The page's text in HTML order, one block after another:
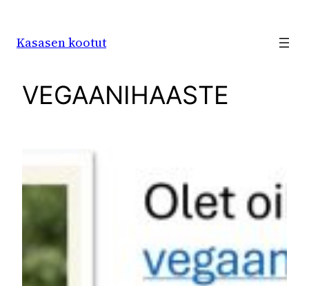
Kasasen kootut
VEGAANIHAASTE